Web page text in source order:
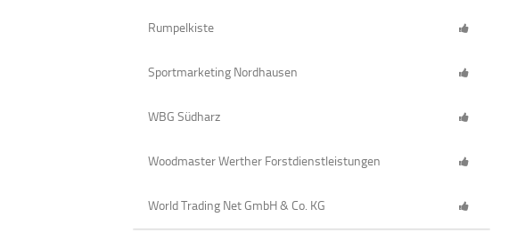
Rumpelkiste
Sportmarketing Nordhausen
WBG Südharz
Woodmaster Werther Forstdienstleistungen
World Trading Net GmbH & Co. KG